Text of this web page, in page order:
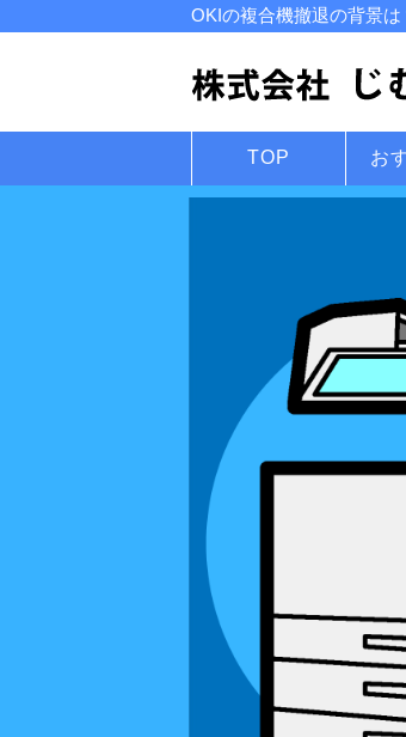
OKIの複合機撤退の背景
TOP お